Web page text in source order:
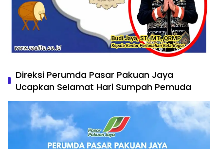
Direksi Perumda Pasar Pakuan Jaya
Ucapkan Selamat Hari Sumpah Pemuda